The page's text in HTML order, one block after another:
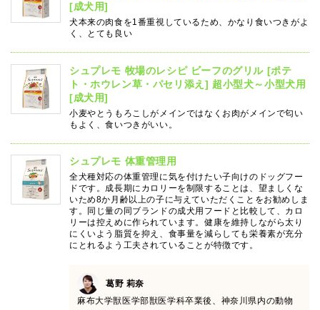
[成犬用]
犬本来の肉食を1番重視しているため、かなり食いつきがよ
く、とても良い
シュプレモ 牧場のレシピ ビーフのグリル [ポテ
ト・ホウレン草・パセリ添え] 超小型犬～小型犬用
[成犬用]
小麦やとうもろこしがメインではなくお肉がメインで匂い
もよく、食いつきがいい。
シュプレモ 体重管理用
全犬種対応の体重管理に気を付けたい子向けのドッグフー
ドです。成長期にカロリーを制限することは、望ましくな
いため8か月齢以上の子に与えていただくことをお勧めしま
す。同じ量の同ブランドの成犬用フードと比較して、カロ
リーは控えめに作られています。健康を維持しながら太り
にくいよう脂質を抑え、食事量を減らしても栄養素が充分
にとれるよう工夫されていることが特徴です。
葛野 莉奈
麻布大学獣医学部獣医学科卒業後、神奈川県内の動物